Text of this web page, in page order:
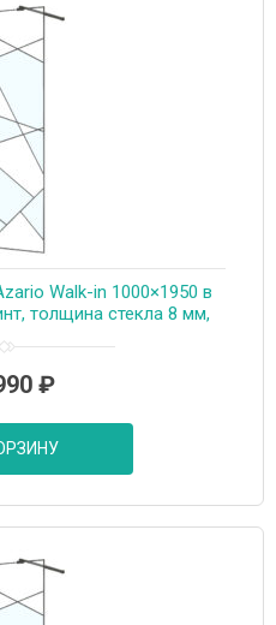
Walk-in 1000×1950 в
толщина стекла 8 мм,
₽